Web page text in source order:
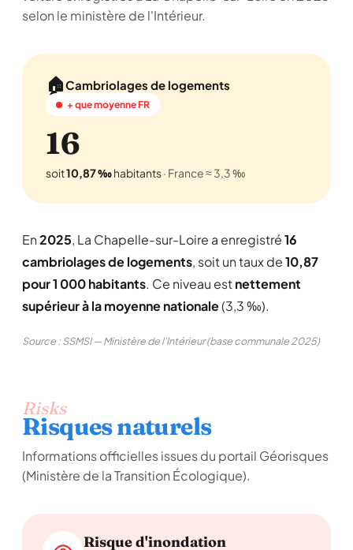
selon le ministère de l'Intérieur.
🏠Cambriolages de logements
+ que moyenne FR
16
soit10,87 ‰habitants· France ≈ 3,3 ‰
En2025, La Chapelle-sur-Loire a enregistré16
cambriolages de logements, soit un taux de10,87
pour 1 000 habitants. Ce niveau estnettement
supérieur à la moyenne nationale(3,3 ‰).
Source : SSMSI — Ministère de l'Intérieur (base communale 2025)
Risks
Risques naturels
Informations officielles issues du portail Géorisques
(Ministère de la Transition Écologique).
Risque d'inondation